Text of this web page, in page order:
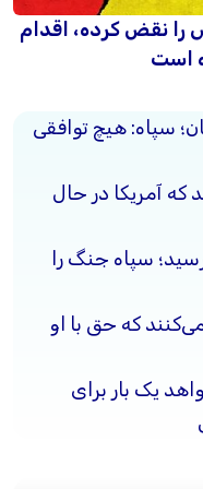
را نقض کرده، اقدام
است
سپاه: هیچ توافقی
که آمریکا در حال
سپاه جنگ را
که حق با او
یک بار برای